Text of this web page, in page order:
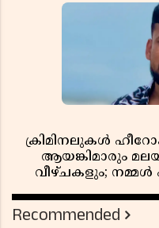
ക്രിമിനലുകൾ
ആയങ്കിമാരും
വീഴ്ചകളും;
Recommended